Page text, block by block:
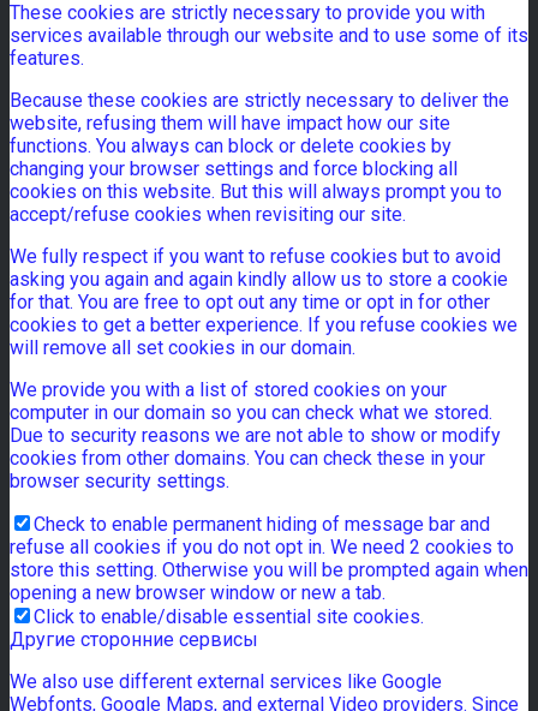
These cookies are strictly necessary to provide you with
services available through our website and to use some of its
features.
Because these cookies are strictly necessary to deliver the
website, refusing them will have impact how our site
functions. You always can block or delete cookies by
changing your browser settings and force blocking all
cookies on this website. But this will always prompt you to
accept/refuse cookies when revisiting our site.
We fully respect if you want to refuse cookies but to avoid
asking you again and again kindly allow us to store a cookie
for that. You are free to opt out any time or opt in for other
cookies to get a better experience. If you refuse cookies we
will remove all set cookies in our domain.
We provide you with a list of stored cookies on your
computer in our domain so you can check what we stored.
Due to security reasons we are not able to show or modify
cookies from other domains. You can check these in your
browser security settings.
Check to enable permanent hiding of message bar and
refuse all cookies if you do not opt in. We need 2 cookies to
store this setting. Otherwise you will be prompted again when
opening a new browser window or new a tab.
Click to enable/disable essential site cookies.
Другие сторонние сервисы
We also use different external services like Google
Webfonts, Google Maps, and external Video providers. Since